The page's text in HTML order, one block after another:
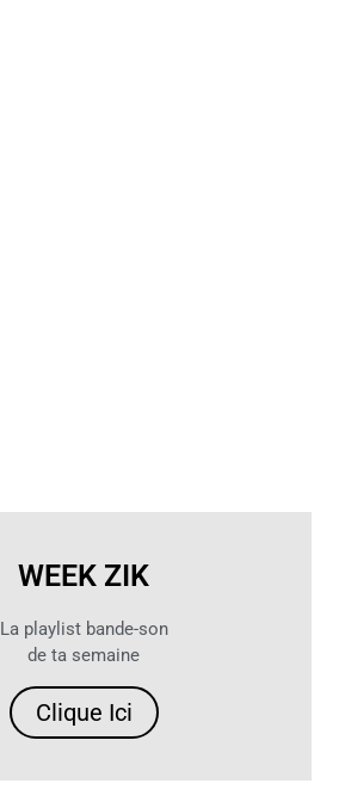
WEEK ZIK
La playlist bande-son
de ta semaine
Clique Ici